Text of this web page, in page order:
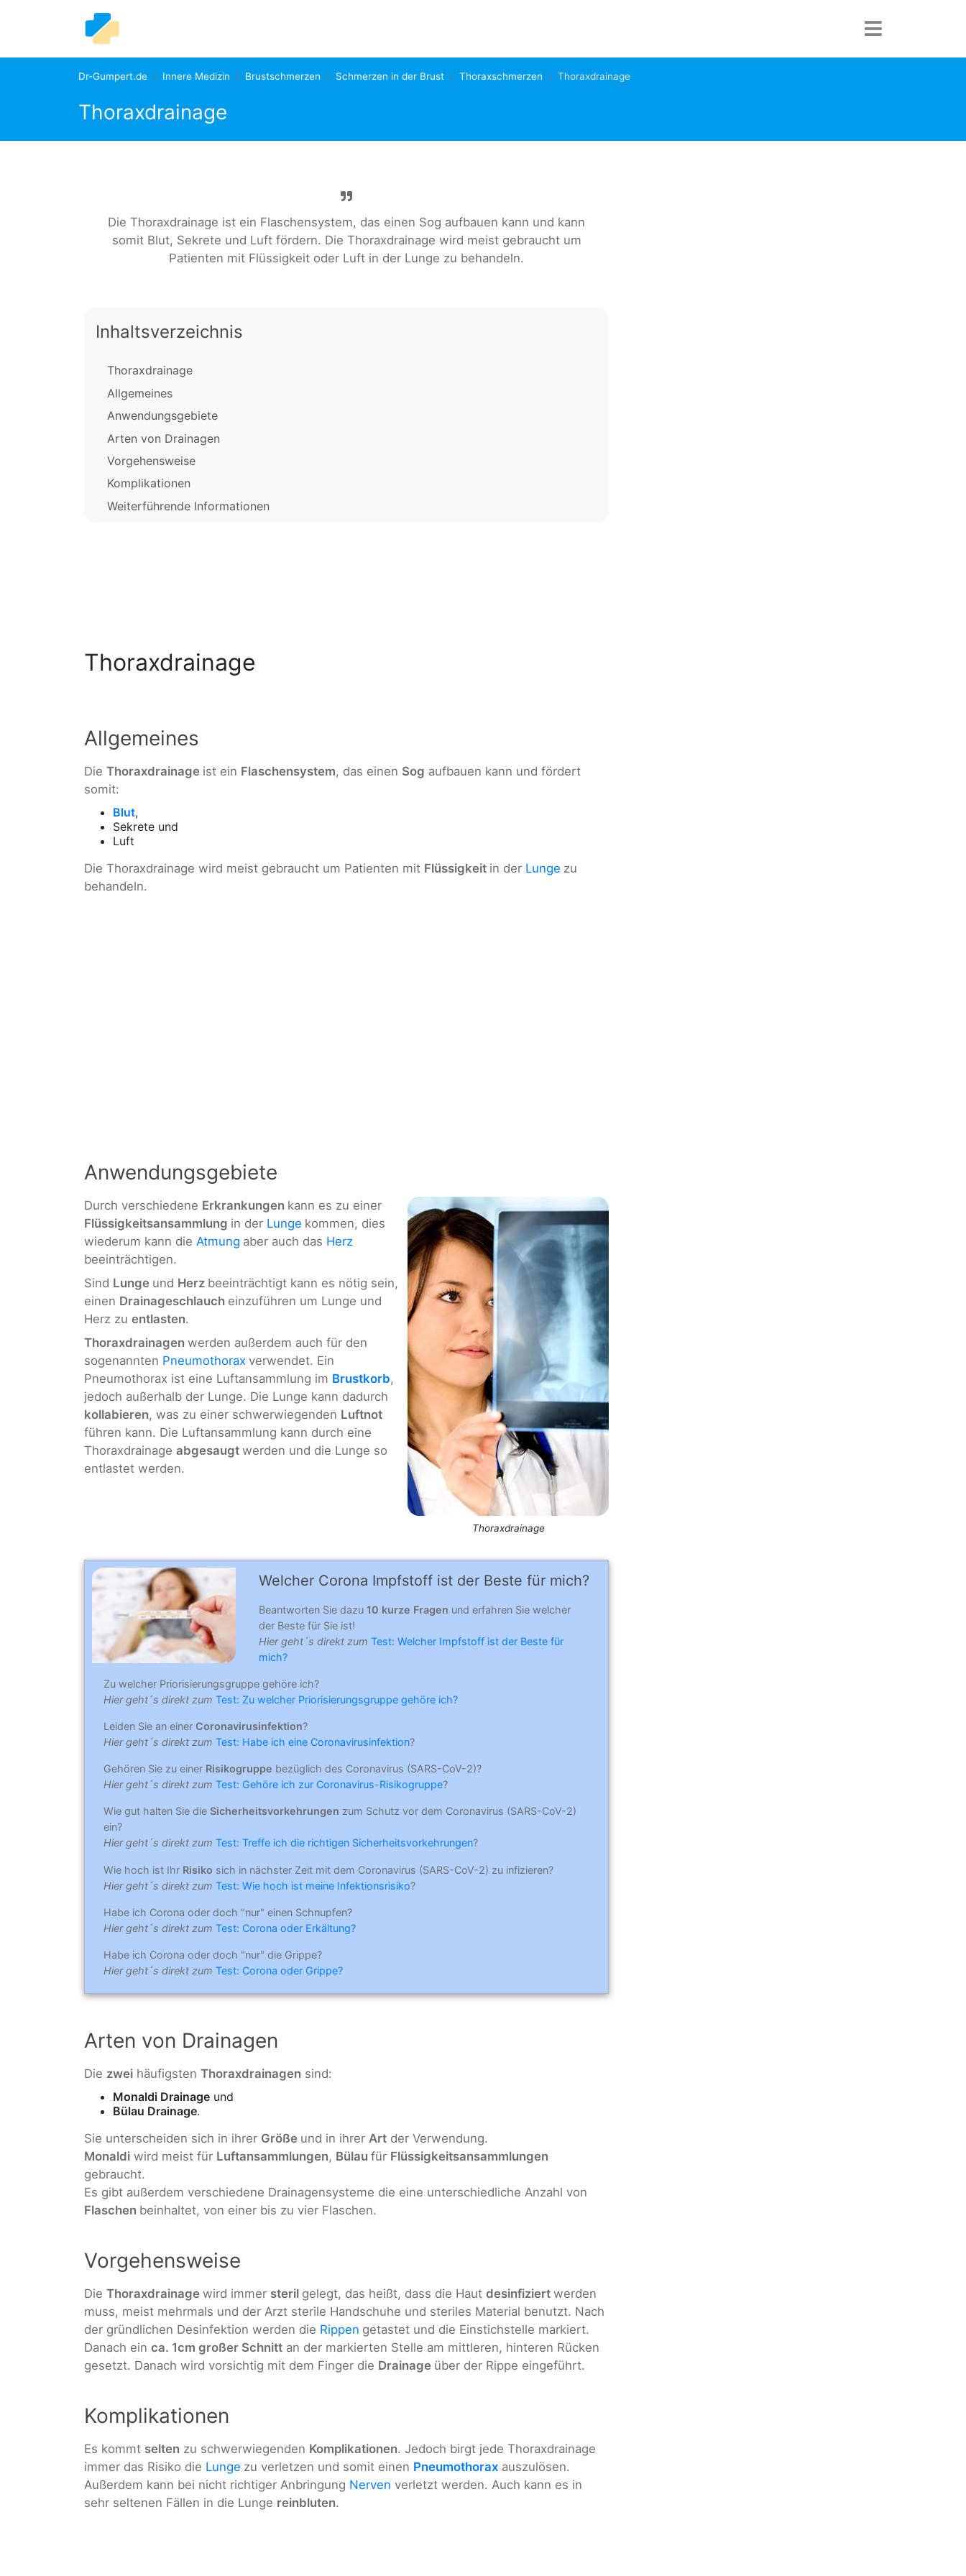
Dr-Gumpert.de Innere Medizin Brustschmerzen Schmerzen in der Brust Thoraxschmerzen Thoraxdrainage
Thoraxdrainage
Die Thoraxdrainage ist ein Flaschensystem, das einen Sog aufbauen kann und kann
somit Blut, Sekrete und Luft fördern. Die Thoraxdrainage wird meist gebraucht um
Patienten mit Flüssigkeit oder Luft in der Lunge zu behandeln.
Inhaltsverzeichnis
Thoraxdrainage
Allgemeines
Anwendungsgebiete
Arten von Drainagen
Vorgehensweise
Komplikationen
Weiterführende Informationen
Thoraxdrainage
Allgemeines
Die Thoraxdrainage ist ein Flaschensystem, das einen Sog aufbauen kann und fördert
somit:
Blut,
Sekrete und
Luft
Die Thoraxdrainage wird meist gebraucht um Patienten mit Flüssigkeit in der Lunge zu
behandeln.
Anwendungsgebiete
Thoraxdrainage
Durch verschiedene Erkrankungen kann es zu einer
Flüssigkeitsansammlung in der Lunge kommen, dies
wiederum kann die Atmung aber auch das Herz
beeinträchtigen.
Sind Lunge und Herz beeinträchtigt kann es nötig sein,
einen Drainageschlauch einzuführen um Lunge und
Herz zu entlasten.
Thoraxdrainagen werden außerdem auch für den
sogenannten Pneumothorax verwendet. Ein
Pneumothorax ist eine Luftansammlung im Brustkorb,
jedoch außerhalb der Lunge. Die Lunge kann dadurch
kollabieren, was zu einer schwerwiegenden Luftnot
führen kann. Die Luftansammlung kann durch eine
Thoraxdrainage abgesaugt werden und die Lunge so
entlastet werden.
Welcher Corona Impfstoff ist der Beste für mich?
Beantworten Sie dazu 10 kurze Fragen und erfahren Sie welcher
der Beste für Sie ist!
Hier geht´s direkt zum Test: Welcher Impfstoff ist der Beste für
mich?
Zu welcher Priorisierungsgruppe gehöre ich?
Hier geht´s direkt zum Test: Zu welcher Priorisierungsgruppe gehöre ich?
Leiden Sie an einer Coronavirusinfektion?
Hier geht´s direkt zum Test: Habe ich eine Coronavirusinfektion?
Gehören Sie zu einer Risikogruppe bezüglich des Coronavirus (SARS-CoV-2)?
Hier geht´s direkt zum Test: Gehöre ich zur Coronavirus-Risikogruppe?
Wie gut halten Sie die Sicherheitsvorkehrungen zum Schutz vor dem Coronavirus (SARS-CoV-2)
ein?
Hier geht´s direkt zum Test: Treffe ich die richtigen Sicherheitsvorkehrungen?
Wie hoch ist Ihr Risiko sich in nächster Zeit mit dem Coronavirus (SARS-CoV-2) zu infizieren?
Hier geht´s direkt zum Test: Wie hoch ist meine Infektionsrisiko?
Habe ich Corona oder doch "nur" einen Schnupfen?
Hier geht´s direkt zum Test: Corona oder Erkältung?
Habe ich Corona oder doch "nur" die Grippe?
Hier geht´s direkt zum Test: Corona oder Grippe?
Arten von Drainagen
Die zwei häufigsten Thoraxdrainagen sind:
Monaldi Drainage und
Bülau Drainage.
Sie unterscheiden sich in ihrer Größe und in ihrer Art der Verwendung.
Monaldi wird meist für Luftansammlungen, Bülau für Flüssigkeitsansammlungen
gebraucht.
Es gibt außerdem verschiedene Drainagensysteme die eine unterschiedliche Anzahl von
Flaschen beinhaltet, von einer bis zu vier Flaschen.
Vorgehensweise
Die Thoraxdrainage wird immer steril gelegt, das heißt, dass die Haut desinfiziert werden
muss, meist mehrmals und der Arzt sterile Handschuhe und steriles Material benutzt. Nach
der gründlichen Desinfektion werden die Rippen getastet und die Einstichstelle markiert.
Danach ein ca. 1cm großer Schnitt an der markierten Stelle am mittleren, hinteren Rücken
gesetzt. Danach wird vorsichtig mit dem Finger die Drainage über der Rippe eingeführt.
Komplikationen
Es kommt selten zu schwerwiegenden Komplikationen. Jedoch birgt jede Thoraxdrainage
immer das Risiko die Lunge zu verletzen und somit einen Pneumothorax auszulösen.
Außerdem kann bei nicht richtiger Anbringung Nerven verletzt werden. Auch kann es in
sehr seltenen Fällen in die Lunge reinbluten.